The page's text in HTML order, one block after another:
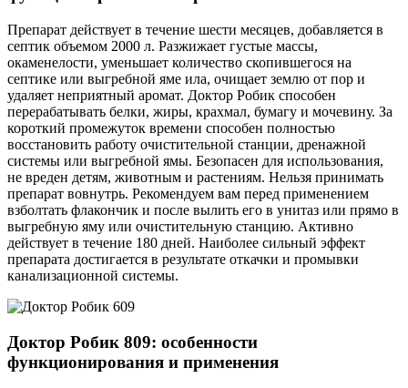
Препарат действует в течение шести месяцев, добавляется в
септик объемом 2000 л. Разжижает густые массы,
окаменелости, уменьшает количество скопившегося на
септике или выгребной яме ила, очищает землю от пор и
удаляет неприятный аромат. Доктор Робик способен
перерабатывать белки, жиры, крахмал, бумагу и мочевину. За
короткий промежуток времени способен полностью
восстановить работу очистительной станции, дренажной
системы или выгребной ямы. Безопасен для использования,
не вреден детям, животным и растениям. Нельзя принимать
препарат вовнутрь. Рекомендуем вам перед применением
взболтать флакончик и после вылить его в унитаз или прямо в
выгребную яму или очистительную станцию. Активно
действует в течение 180 дней. Наиболее сильный эффект
препарата достигается в результате откачки и промывки
канализационной системы.
Доктор Робик 809: особенности
функционирования и применения